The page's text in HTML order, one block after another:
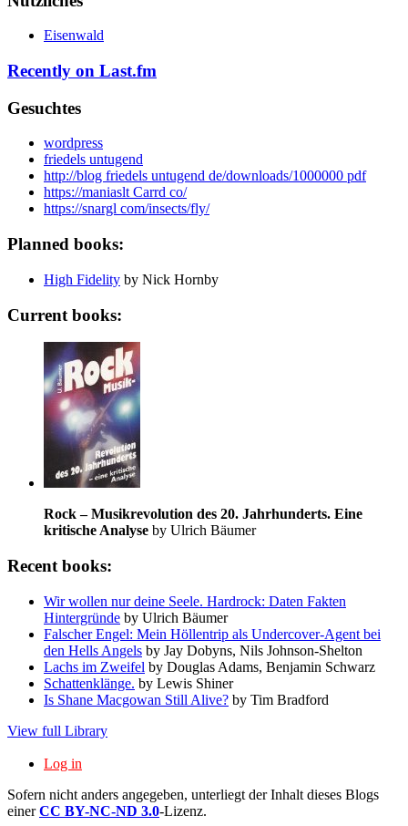
Eisenwald
Recently on Last.fm
Gesuchtes
wordpress
friedels untugend
http://blog friedels untugend de/downloads/1000000 pdf
https://maniaslt Carrd co/
https://snargl com/insects/fly/
Planned books:
High Fidelity by Nick Hornby
Current books:
Rock – Musikrevolution des 20. Jahrhunderts. Eine
kritische Analyse by Ulrich Bäumer
Recent books:
Wir wollen nur deine Seele. Hardrock: Daten Fakten
Hintergründe by Ulrich Bäumer
Falscher Engel: Mein Höllentrip als Undercover-Agent bei
den Hells Angels by Jay Dobyns, Nils Johnson-Shelton
Lachs im Zweifel by Douglas Adams, Benjamin Schwarz
Schattenklänge. by Lewis Shiner
Is Shane Macgowan Still Alive? by Tim Bradford
View full Library
Log in
Sofern nicht anders angegeben, unterliegt der Inhalt dieses Blogs
einerCC BY-NC-ND 3.0-Lizenz.